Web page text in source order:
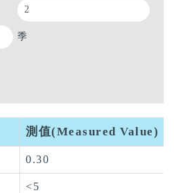
季
測值(Measured Value)
0.30
<5